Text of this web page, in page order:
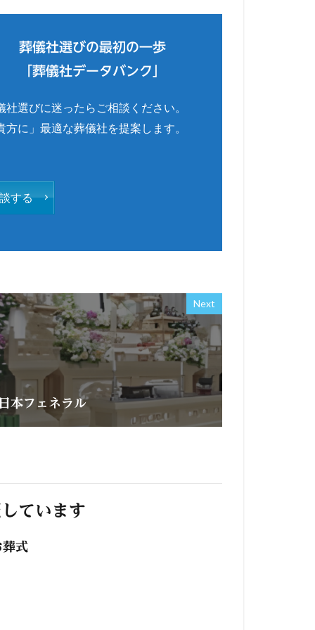
葬儀社選びの最初の一歩
「葬儀社データバンク」
社選びに迷ったらご相談ください。
方に」最適な葬儀社を提案します。
する
Next
本フェネラル
ています
式